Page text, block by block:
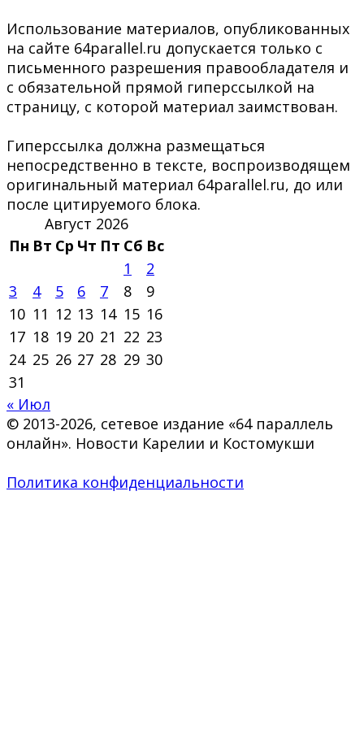
Использование материалов, опубликованных
на сайте 64parallel.ru допускается только с
письменного разрешения правообладателя и
с обязательной прямой гиперссылкой на
страницу, с которой материал заимствован.
Гиперссылка должна размещаться
непосредственно в тексте, воспроизводящем
оригинальный материал 64parallel.ru, до или
после цитируемого блока.
Август 2026
Пн Вт Ср Чт Пт Сб Вс
1
2
3
4 5 6 7 8
9
10 11 12 13 14 15 16
17 18 19 20 21 22 23
24 25 26 27 28 29 30
31
« Июл
© 2013-2026, сетевое издание «64 параллель
онлайн». Новости Карелии и Костомукши
Политика конфиденциальности